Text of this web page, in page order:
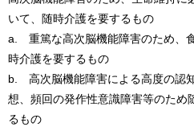
いて、随時介護を要するもの
a. 重篤な高次脳機能障害のため、
時介護を要するもの
b. 高次脳機能障害による高度の認
想、頻回の発作性意識障害等のため
るもの